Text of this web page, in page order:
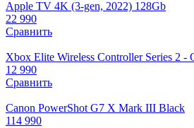
Apple TV 4K (3-gen, 2022) 128Gb
22 990
Сравнить
Xbox Elite Wireless Controller Series 2 -
12 990
Сравнить
Canon PowerShot G7 X Mark III Black
114 990